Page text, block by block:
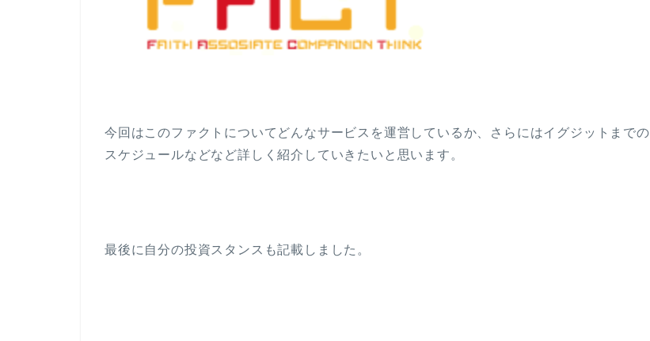
今回はこのファクトについてどんなサービスを運営しているか、さらにはイグジットまでの
スケジュールなどなど詳しく紹介していきたいと思います。
最後に自分の投資スタンスも記載しました。